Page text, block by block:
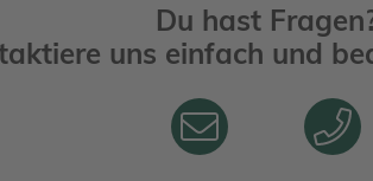
Du hast
uns einfach und